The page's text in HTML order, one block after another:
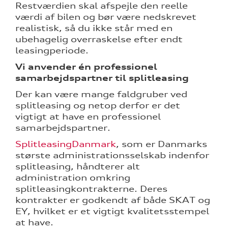
Restværdien skal afspejle den reelle
værdi af bilen og bør være nedskrevet
realistisk, så du ikke står med en
ubehagelig overraskelse efter endt
leasingperiode.
Vi anvender én professionel
samarbejdspartner til splitleasing
Der kan være mange faldgruber ved
splitleasing og netop derfor er det
vigtigt at have en professionel
samarbejdspartner.
SplitleasingDanmark, som er Danmarks
største administrationsselskab indenfor
splitleasing, håndterer alt
administration omkring
splitleasingkontrakterne. Deres
kontrakter er godkendt af både SKAT og
EY, hvilket er et vigtigt kvalitetsstempel
at have.